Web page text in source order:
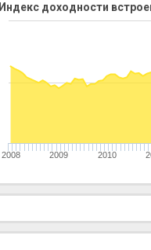
Индекс доходности
2008 2009 2010